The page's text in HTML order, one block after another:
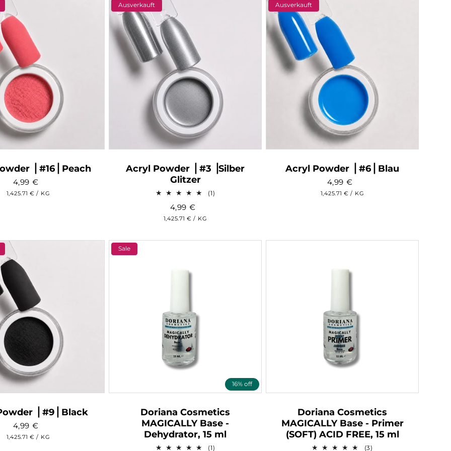
⎥ #16⎥ Peach
4,99 €
GRUNDPREIS
1,425.71 € / PRO
KG
Ausverkauft
Acryl Powder ⎥ #3 ⎥Silber
Glitzer
(1)
4,99 €
GRUNDPREIS
1,425.71 € / PRO
KG
Ausverkauft
Acryl Powder ⎥ #6⎥ Blau
4,99 €
GRUNDPREIS
1,425.71 € / PRO
KG
⎥ #9⎥ Black
4,99 €
GRUNDPREIS
1,425.71 € / PRO
KG
16% off
Sale
Doriana Cosmetics
MAGICALLY Base -
Dehydrator, 15 ml
(1)
Doriana Cosmetics
MAGICALLY Base - Primer
(SOFT) ACID FREE, 15 ml
(3)